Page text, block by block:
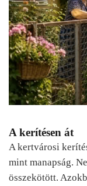
A kerítésen át
A kertvárosi
mint manapság.
összekötött.